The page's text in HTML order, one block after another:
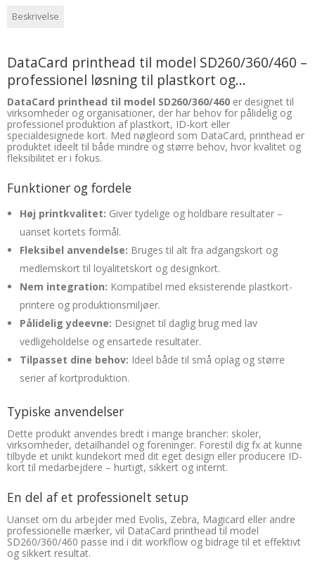
Beskrivelse
DataCard printhead til model SD260/360/460 –
professionel løsning til plastkort og...
DataCard printhead til model SD260/360/460 er designet til
virksomheder og organisationer, der har behov for pålidelig og
professionel produktion af plastkort, ID-kort eller
specialdesignede kort. Med nøgleord som DataCard, printhead er
produktet ideelt til både mindre og større behov, hvor kvalitet og
fleksibilitet er i fokus.
Funktioner og fordele
Høj printkvalitet: Giver tydelige og holdbare resultater –
uanset kortets formål.
Fleksibel anvendelse: Bruges til alt fra adgangskort og
medlemskort til loyalitetskort og designkort.
Nem integration: Kompatibel med eksisterende plastkort-
printere og produktionsmiljøer.
Pålidelig ydeevne: Designet til daglig brug med lav
vedligeholdelse og ensartede resultater.
Tilpasset dine behov: Ideel både til små oplag og større
serier af kortproduktion.
Typiske anvendelser
Dette produkt anvendes bredt i mange brancher: skoler,
virksomheder, detailhandel og foreninger. Forestil dig fx at kunne
tilbyde et unikt kundekort med dit eget design eller producere ID-
kort til medarbejdere – hurtigt, sikkert og internt.
En del af et professionelt setup
Uanset om du arbejder med Evolis, Zebra, Magicard eller andre
professionelle mærker, vil DataCard printhead til model
SD260/360/460 passe ind i dit workflow og bidrage til et effektivt
og sikkert resultat.